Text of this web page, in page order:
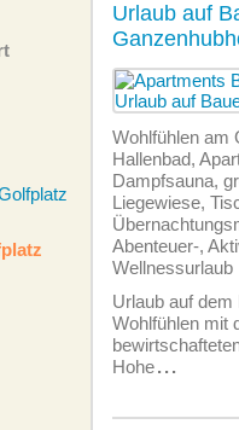
Urlaub auf
Wohlfühlen am
Hallenbad,
Dampfsauna,
Liegewiese,
Abenteuer-,
Wellnessurlaub
Urlaub auf dem
Wohlfühlen mit
Hohe...